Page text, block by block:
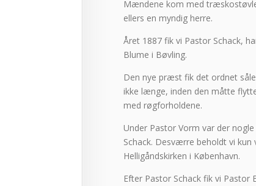
Mændene kom med
ellers en myndig herre.
Året 1887 fik vi Pastor Schack,
Blume i Bøvling.
Den nye præst fik det ordnet
ikke længe, inden den måtte
med røgforholdene.
Under Pastor Vorm var der
Schack. Desværre beholdt vi
Helligåndskirken i København.
Efter Pastor Schack fik vi